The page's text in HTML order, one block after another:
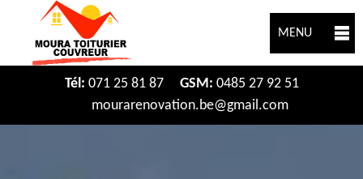
MENU
Tél: 071 25 81 87 GSM: 0485 27 92 51
mourarenovation.be@gmail.com